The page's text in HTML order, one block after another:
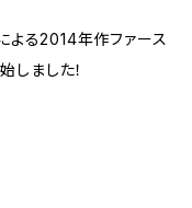
る2014年作ファース
しました！